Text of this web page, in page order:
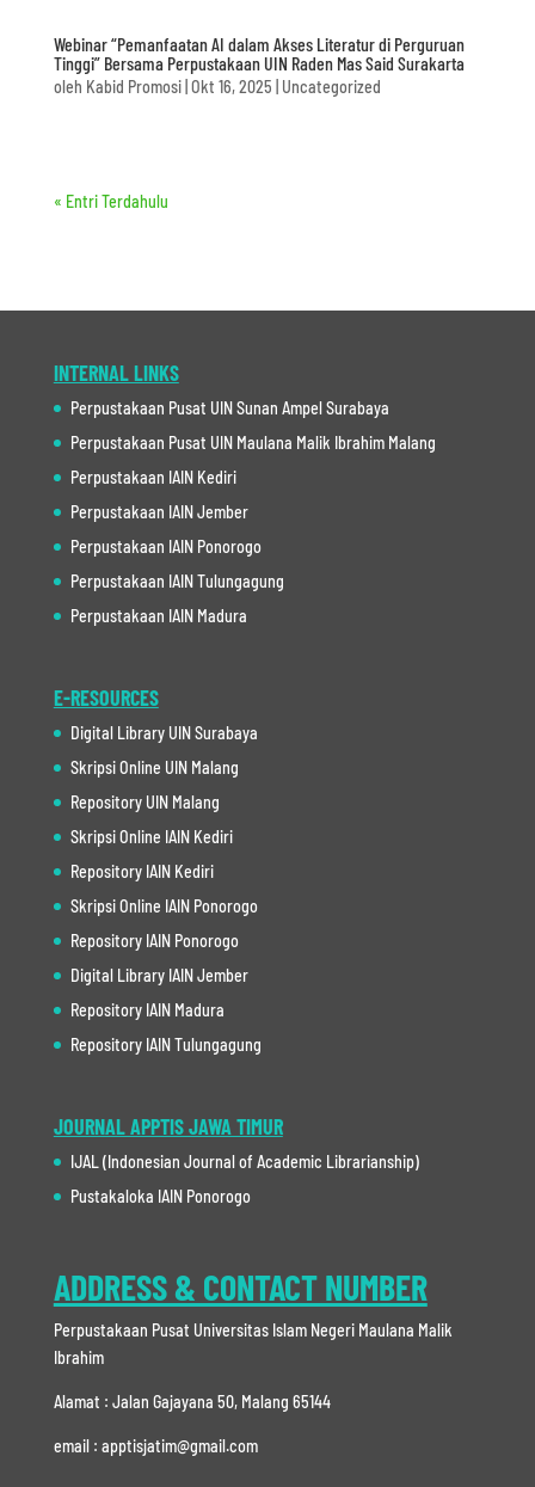
Webinar “Pemanfaatan AI dalam Akses Literatur di Perguruan
Tinggi” Bersama Perpustakaan UIN Raden Mas Said Surakarta
oleh Kabid Promosi| Okt 16, 2025 Uncategorized
« Entri Terdahulu
INTERNAL LINKS
Perpustakaan Pusat UIN Sunan Ampel Surabaya
Perpustakaan Pusat UIN Maulana Malik Ibrahim Malang
Perpustakaan IAIN Kediri
Perpustakaan IAIN Jember
Perpustakaan IAIN Ponorogo
Perpustakaan IAIN Tulungagung
Perpustakaan IAIN Madura
E-RESOURCES
Digital Library UIN Surabaya
Skripsi Online UIN Malang
Repository UIN Malang
Skripsi Online IAIN Kediri
Repository IAIN Kediri
Skripsi Online IAIN Ponorogo
Repository IAIN Ponorogo
Digital Library IAIN Jember
Repository IAIN Madura
Repository IAIN Tulungagung
JOURNAL APPTIS JAWA TIMUR
IJAL (Indonesian Journal of Academic Librarianship)
Pustakaloka IAIN Ponorogo
ADDRESS & CONTACT NUMBER
Perpustakaan Pusat Universitas Islam Negeri Maulana Malik
Ibrahim
Alamat : Jalan Gajayana 50, Malang 65144
email : apptisjatim@gmail.com